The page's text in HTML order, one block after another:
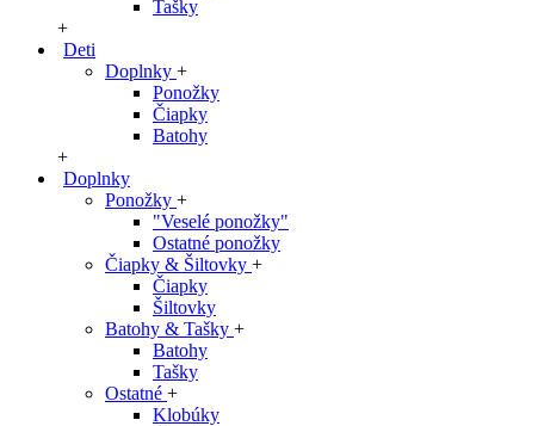
Tašky
+
Deti
Doplnky +
Ponožky
Čiapky
Batohy
+
Doplnky
Ponožky +
"Veselé ponožky"
Ostatné ponožky
Čiapky & Šiltovky +
Čiapky
Šiltovky
Batohy & Tašky +
Batohy
Tašky
Ostatné +
Klobúky